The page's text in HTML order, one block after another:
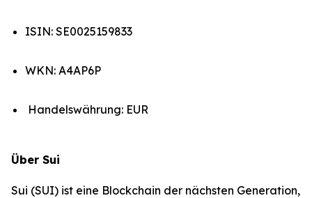
ISIN: SE0025159833
WKN: A4AP6P
Handelswährung: EUR
Über Sui
Sui (SUI) ist eine Blockchain der nächsten Generation,